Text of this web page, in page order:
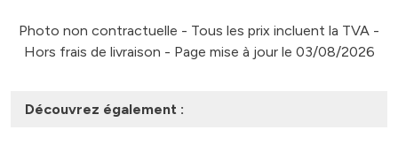
Photo non contractuelle - Tous les prix incluent la TVA -
Hors frais de livraison - Page mise à jour le 03/08/2026
Découvrez également :